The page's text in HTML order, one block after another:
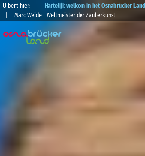
U bent hier: Hartelijk welkom in het Osnabrücker Land
Marc Weide - Weltmeister der Zauberkunst